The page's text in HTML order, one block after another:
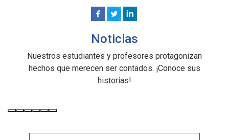
Noticias
Nuestros estudiantes y profesores protagonizan
hechos que merecen ser contados. ¡Conoce sus
historias!